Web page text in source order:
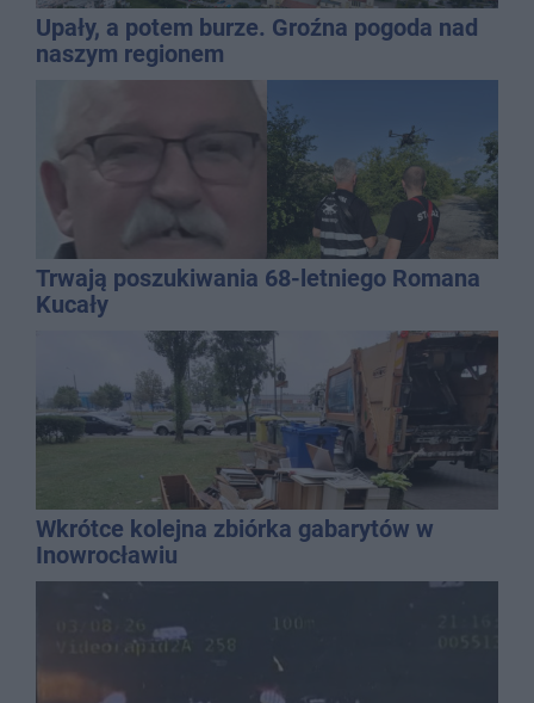
Upały, a potem burze. Groźna pogoda nad
naszym regionem
Trwają poszukiwania 68-letniego Romana
Kucały
Wkrótce kolejna zbiórka gabarytów w
Inowrocławiu